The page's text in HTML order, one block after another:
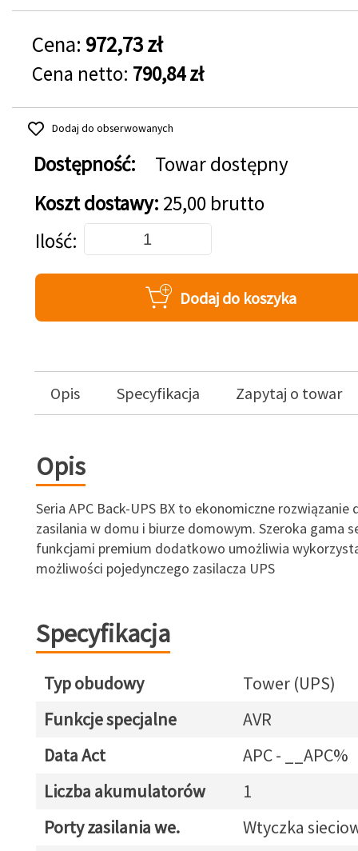
Cena: 972,73 zł
Cena netto: 790,84 zł
Dodaj do obserwowanych
Dostępność:
Towar dostępny
Koszt dostawy: 25,00 brutto
Dodaj do koszyka
Ilość
Dodaj do koszyka
Opis Specyfikacja Zapytaj o towar
Opis
Seria APC Back-UPS BX to ekonomiczne rozwiązanie
zasilania w domu i biurze domowym. Szeroka gama
funkcjami premium dodatkowo umożliwia
możliwości pojedynczego zasilacza UPS
Specyfikacja
Typ obudowy
Tower (UPS)
Funkcje specjalne
AVR
Data Act
APC - __APC%
Liczba akumulatorów
1
Porty zasilania we.
Wtyczka